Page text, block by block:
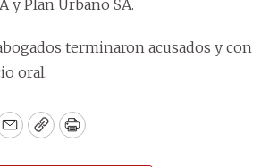
y Plan Urbano SA.
terminaron acusados y con
oral.
EmailCopyPrint